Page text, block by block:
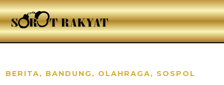
BERITA, BANDUNG , OLAHRAGA, SOSPOL